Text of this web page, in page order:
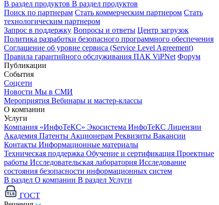
В раздел продуктов В раздел продуктов
Поиск по партнерам Стать коммерческим партнером Стать
технологическим партнером
Запрос в поддержку Вопросы и ответы Центр загрузок
Политика разработки безопасного программного обеспечения
Соглашение об уровне сервиса (Service Level Agreement)
Правила гарантийного обслуживания ПАК ViPNet Форум
Публикации
События
Соцсети
Новости Мы в СМИ
Мероприятия Вебинары и мастер-классы
О компании
Услуги
Компания «ИнфоТеКС» Экосистема ИнфоТеКС Лицензии
Академия Патенты Акционерам Реквизиты Вакансии
Контакты Информационные материалы
Техническая поддержка Обучение и сертификация Проектные
работы Исследовательская лаборатория Исследование
состояния безопасности информационных систем
В раздел О компании В раздел Услуги
ГОСТ